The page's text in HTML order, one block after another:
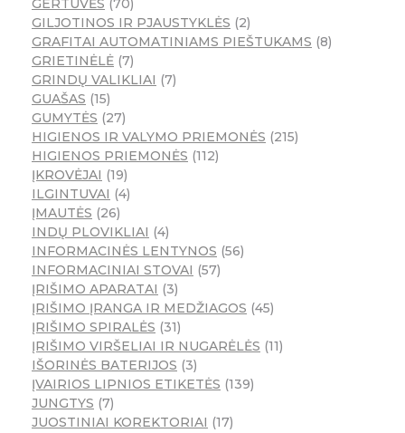
GERTUVĖS 70
GILJOTINOS IR PJAUSTYKLĖS
2
GRAFITAI AUTOMATINIAMS PIEŠTUKAMS 8
GRIETINĖLĖ 7
GRINDŲ VALIKLIAI
7
GUAŠAS 15
GUMYTĖS
27
HIGIENOS IR VALYMO PRIEMONĖS
215
HIGIENOS PRIEMONĖS 112
ĮKROVĖJAI
19
ILGINTUVAI
4
ĮMAUTĖS
26
INDŲ PLOVIKLIAI
4
INFORMACINĖS LENTYNOS 56
INFORMACINIAI STOVAI
57
ĮRIŠIMO APARATAI
3
ĮRIŠIMO ĮRANGA IR MEDŽIAGOS 45
ĮRIŠIMO SPIRALĖS 31
ĮRIŠIMO VIRŠELIAI IR NUGARĖLĖS 11
IŠORINĖS BATERIJOS 3
ĮVAIRIOS LIPNIOS ETIKETĖS 139
JUNGTYS 7
JUOSTINIAI KOREKTORIAI
17